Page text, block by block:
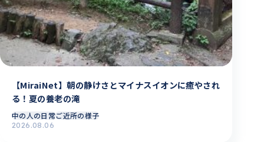
【MiraiNet】朝の静けさとマイナスイオンに癒やされ
る！夏の養老の滝
中の人の日常ご近所の様子
2026.08.06